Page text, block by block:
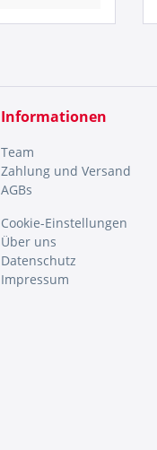
Informationen
Team
Zahlung und Versand
AGBs
Cookie-Einstellungen
Über uns
Datenschutz
Impressum